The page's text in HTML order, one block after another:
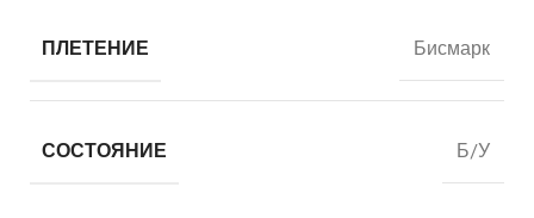
ПЛЕТЕНИЕ Бисмарк
СОСТОЯНИЕ Б/У